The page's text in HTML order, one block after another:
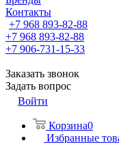
Контакты
+7 968 893-82-88
+7 968 893-82-88
+7 906-731-15-33
Заказать звонок
Задать вопрос
Войти
Корзина0
Избранные